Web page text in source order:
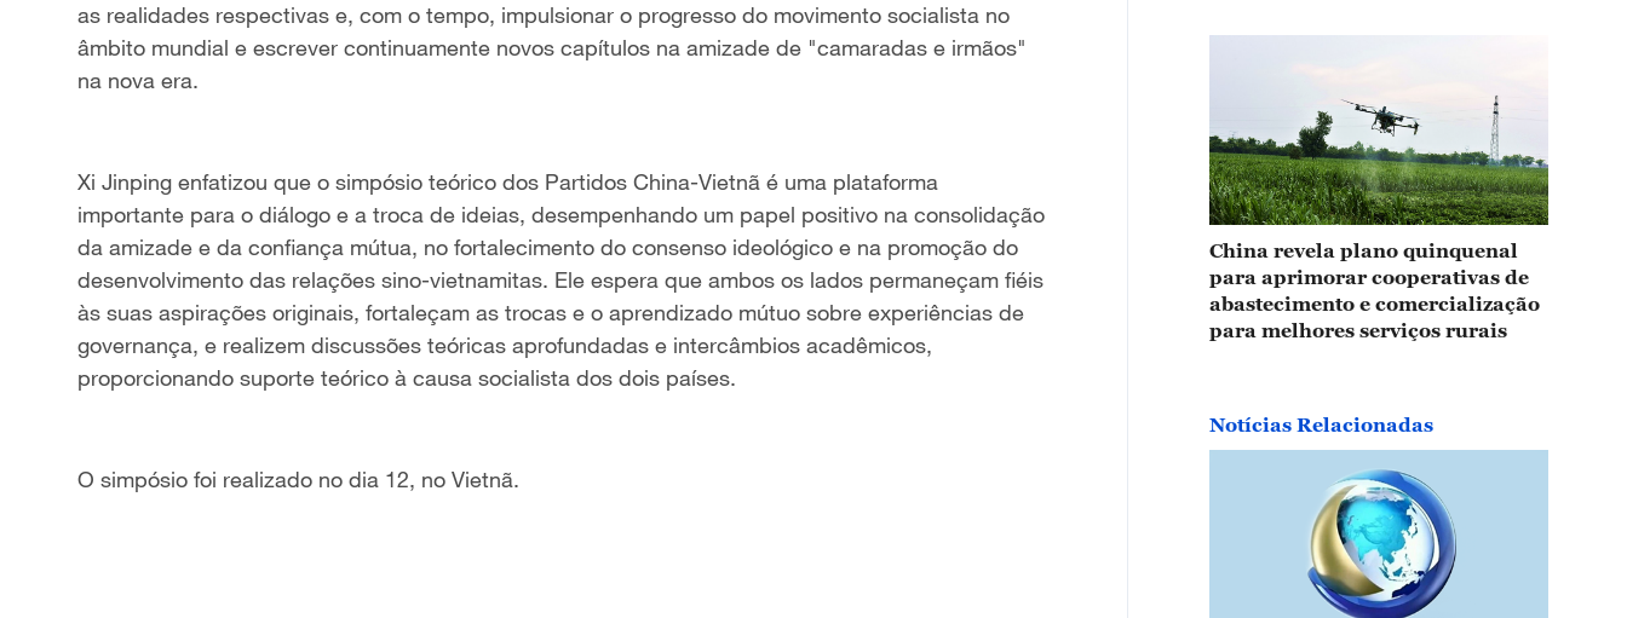
as realidades respectivas e, com o tempo, impulsionar o progresso do movimento socialista no
âmbito mundial e escrever continuamente novos capítulos na amizade de "camaradas e irmãos"
na nova era.
Xi Jinping enfatizou que o simpósio teórico dos Partidos China-Vietnã é uma plataforma
importante para o diálogo e a troca de ideias, desempenhando um papel positivo na consolidação
da amizade e da confiança mútua, no fortalecimento do consenso ideológico e na promoção do
desenvolvimento das relações sino-vietnamitas. Ele espera que ambos os lados permaneçam fiéis
às suas aspirações originais, fortaleçam as trocas e o aprendizado mútuo sobre experiências de
governança, e realizem discussões teóricas aprofundadas e intercâmbios acadêmicos,
proporcionando suporte teórico à causa socialista dos dois países.
O simpósio foi realizado no dia 12, no Vietnã.
China revela plano quinquenal
para aprimorar cooperativas de
abastecimento e comercialização
para melhores serviços rurais
Notícias Relacionadas